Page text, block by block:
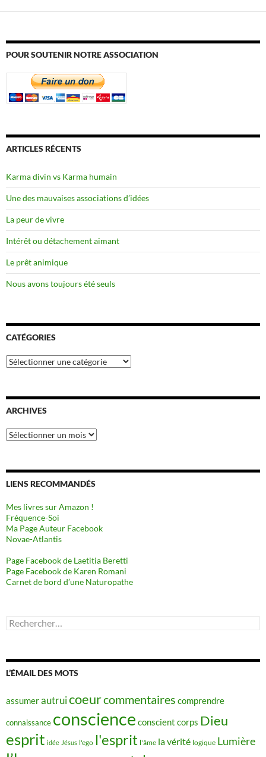
POUR SOUTENIR NOTRE ASSOCIATION
ARTICLES RÉCENTS
Karma divin vs Karma humain
Une des mauvaises associations d’idées
La peur de vivre
Intérêt ou détachement aimant
Le prêt animique
Nous avons toujours été seuls
CATÉGORIES
Catégories
ARCHIVES
Archives
LIENS RECOMMANDÉS
Mes livres sur Amazon !
Fréquence-Soi
Ma Page Auteur Facebook
Novae-Atlantis
Page Facebook de Laetitia Beretti
Page Facebook de Karen Romani
Carnet de bord d’une Naturopathe
Rechercher :
L’ÉMAIL DES MOTS
assumerautruicoeurcommentaires comprendre
connaissance conscience conscient corps Dieu
esprit idée Jésus l'ego l'esprit l'âme la vérité logique Lumière